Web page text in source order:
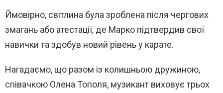
Ймовірно, світлина була зроблена після чергових
змагань або атестації, де Марко підтвердив свої
навички та здобув новий рівень у карате.
Нагадаємо, що разом із колишньою дружиною,
співачкою Олена Тополя, музикант виховує трьох